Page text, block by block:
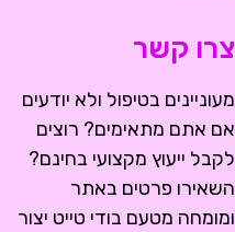
צרו קשר
מעוניינים בטיפול ולא יודעים
אם אתם מתאימים? רוצים
לקבל ייעוץ מקצועי בחינם?
השאירו פרטים באתר
ומומחה מטעם בודי טייט יצור